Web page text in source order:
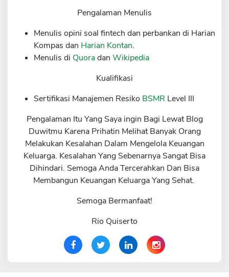
Pengalaman Menulis
Menulis opini soal fintech dan perbankan di Harian
Kompas dan Harian Kontan.
Menulis di QuoradanWikipedia
Kualifikasi
Sertifikasi Manajemen Resiko BSMR Level III
Pengalaman Itu Yang Saya ingin Bagi Lewat Blog
Duwitmu Karena Prihatin Melihat Banyak Orang
Melakukan Kesalahan Dalam Mengelola Keuangan
Keluarga. Kesalahan Yang Sebenarnya Sangat Bisa
Dihindari. Semoga Anda Tercerahkan Dan Bisa
Membangun Keuangan Keluarga Yang Sehat.
Semoga Bermanfaat!
Rio Quiserto